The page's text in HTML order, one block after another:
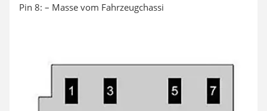
Pin 8: – Masse vom Fahrzeugchassi